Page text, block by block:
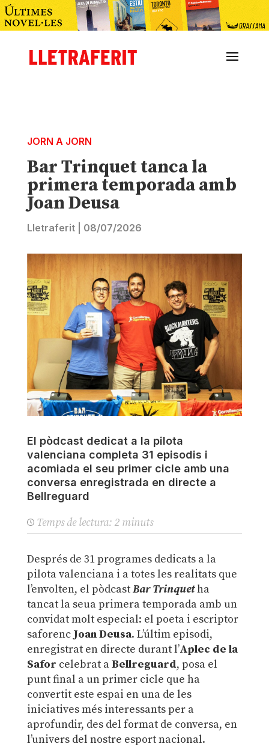
JORN A JORN
Bar Trinquet tanca la
primera temporada amb
Joan Deusa
Lletraferit| 08/07/2026
El pòdcast dedicat a la pilota
valenciana completa 31 episodis i
acomiada el seu primer cicle amb una
conversa enregistrada en directe a
Bellreguard
Temps de lectura: 2 minuts
Després de 31 programes dedicats a la
pilota valenciana i a totes les realitats que
l’envolten, el pòdcastBar Trinquetha
tancat la seua primera temporada amb un
convidat molt especial: el poeta i escriptor
saforencJoan Deusa. L’últim episodi,
enregistrat en directe durant l’Aplec de la
Safor celebrat aBellreguard, posa el
punt final a un primer cicle que ha
convertit este espai en una de les
iniciatives més interessants per a
aprofundir, des del format de conversa, en
l’univers del nostre esport nacional.